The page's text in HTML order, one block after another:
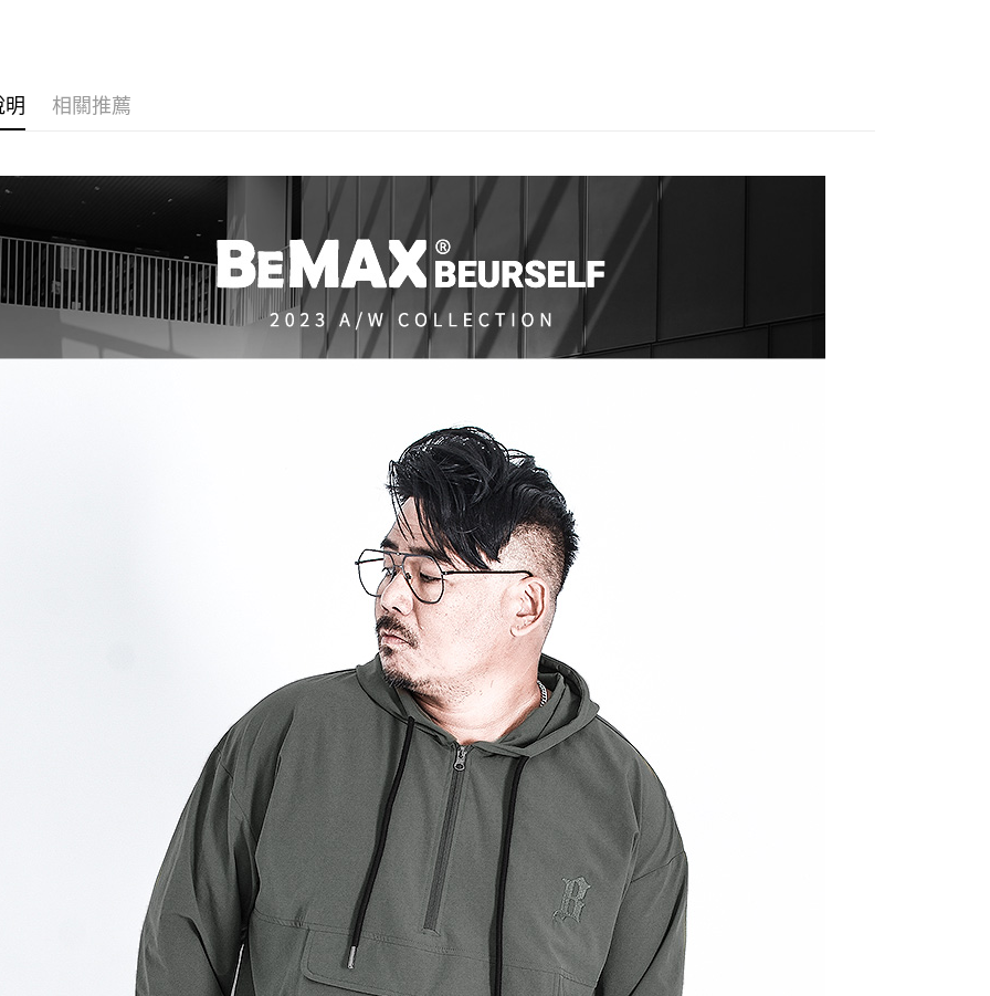
交易，需依本服務之必要範圍內提供個人資料，並將交易相關給付款項請
求債權轉讓予恩沛科技股份有限公司。
２．關於個人資料處理事宜，請瀏覽以下網址：
https://aftee.tw/terms/#terms3
３．未成年的使用者請事先徵得法定代理人或監護人之同意方可使用
「AFTEE先享後付」，若未經同意申辦者引起之損失，本公司不負相關責
任。
４．使用「AFTEE先享後付」時，將依據個別帳號之用戶狀況，依本公司
即時審查核予不同之上限額度；若仍有額度不足之情形，本公司將視審查
結果請求用戶進行身份認證。
明 相關推薦